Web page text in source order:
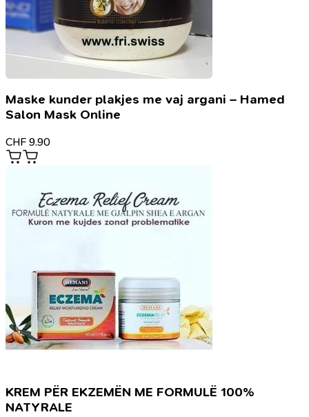
Maske kunder plakjes me vaj argani – Hamed
Salon Mask Online
CHF 9.90
KREM PËR EKZEMËN ME FORMULË 100%
NATYRALE